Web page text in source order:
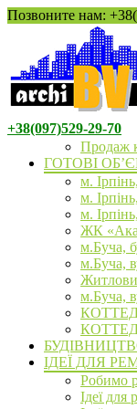
Позвоните нам:
+38(097)529-29-70
Продаж
ГОТОВІ
м.
м.
м.
ЖК
м.Буча,
м.Буча,
м.Буча,
ІДЕЇ ДЛЯ
Робимо
Ідеї для